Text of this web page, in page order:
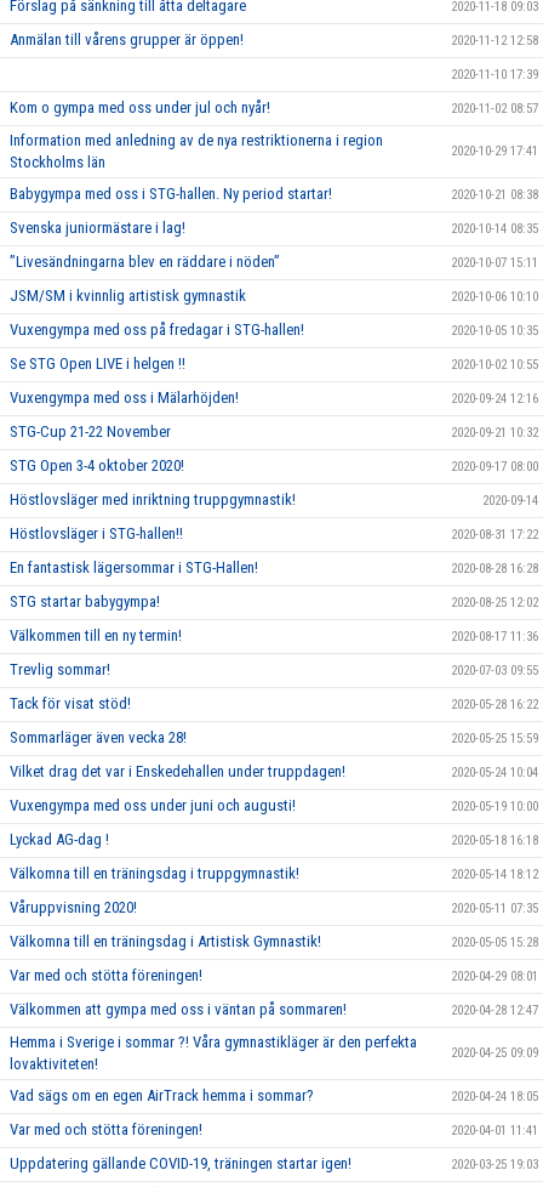
Förslag på sänkning till åtta deltagare 2020-11-18 09:03
Anmälan till vårens grupper är öppen! 2020-11-12 12:58
2020-11-10 17:39
Kom o gympa med oss under jul och nyår! 2020-11-02 08:57
Information med anledning av de nya restriktionerna i region
Stockholms län
2020-10-29 17:41
Babygympa med oss i STG-hallen. Ny period startar! 2020-10-21 08:38
Svenska juniormästare i lag! 2020-10-14 08:35
”Livesändningarna blev en räddare i nöden” 2020-10-07 15:11
JSM/SM i kvinnlig artistisk gymnastik 2020-10-06 10:10
Vuxengympa med oss på fredagar i STG-hallen! 2020-10-05 10:35
Se STG Open LIVE i helgen !! 2020-10-02 10:55
Vuxengympa med oss i Mälarhöjden! 2020-09-24 12:16
STG-Cup 21-22 November 2020-09-21 10:32
STG Open 3-4 oktober 2020! 2020-09-17 08:00
Höstlovsläger med inriktning truppgymnastik! 2020-09-14
Höstlovsläger i STG-hallen!! 2020-08-31 17:22
En fantastisk lägersommar i STG-Hallen! 2020-08-28 16:28
STG startar babygympa! 2020-08-25 12:02
Välkommen till en ny termin! 2020-08-17 11:36
Trevlig sommar! 2020-07-03 09:55
Tack för visat stöd! 2020-05-28 16:22
Sommarläger även vecka 28! 2020-05-25 15:59
Vilket drag det var i Enskedehallen under truppdagen! 2020-05-24 10:04
Vuxengympa med oss under juni och augusti! 2020-05-19 10:00
Lyckad AG-dag ! 2020-05-18 16:18
Välkomna till en träningsdag i truppgymnastik! 2020-05-14 18:12
Våruppvisning 2020! 2020-05-11 07:35
Välkomna till en träningsdag i Artistisk Gymnastik! 2020-05-05 15:28
Var med och stötta föreningen! 2020-04-29 08:01
Välkommen att gympa med oss i väntan på sommaren! 2020-04-28 12:47
Hemma i Sverige i sommar ?! Våra gymnastikläger är den perfekta
lovaktiviteten!
2020-04-25 09:09
Vad sägs om en egen AirTrack hemma i sommar? 2020-04-24 18:05
Var med och stötta föreningen! 2020-04-01 11:41
Uppdatering gällande COVID-19, träningen startar igen! 2020-03-25 19:03